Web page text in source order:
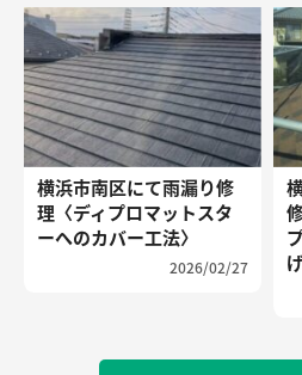
横浜市南区にて雨漏り修
理〈ディプロマットスタ
ーへのカバー工法〉
2026/02/27